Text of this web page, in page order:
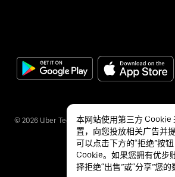
© 2026 Uber Technologies Inc.
本网站使用第三方 Cookie
置，向您投放相关广告并
可以点击下方的“拒绝”按
Cookie。如果您拥有优步
择拒绝“出售”或“分享”您的